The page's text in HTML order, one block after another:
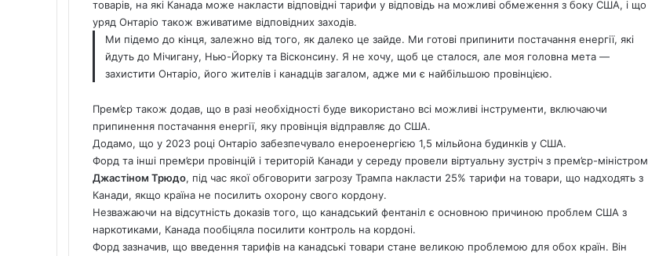
товарів, на які Канада може накласти відповідні тарифи у відповідь на можливі обмеження з боку США, і що
уряд Онтаріо також вживатиме відповідних заходів.
Ми підемо до кінця, залежно від того, як далеко це зайде. Ми готові припинити постачання енергії, які
йдуть до Мічигану, Нью-Йорку та Вісконсину. Я не хочу, щоб це сталося, але моя головна мета —
захистити Онтаріо, його жителів і канадців загалом, адже ми є найбільшою провінцією.
Прем’єр також додав, що в разі необхідності буде використано всі можливі інструменти, включаючи
припинення постачання енергії, яку провінція відправляє до США.
Додамо, що у 2023 році Онтаріо забезпечувало енероенергією 1,5 мільйона будинків у США.
Форд та інші прем’єри провінцій і територій Канади у середу провели віртуальну зустріч з прем’єр-міністром
Джастіном Трюдо, під час якої обговорити загрозу Трампа накласти 25% тарифи на товари, що надходять з
Канади, якщо країна не посилить охорону свого кордону.
Незважаючи на відсутність доказів того, що канадський фентаніл є основною причиною проблем США з
наркотиками, Канада пообіцяла посилити контроль на кордоні.
Форд зазначив, що введення тарифів на канадські товари стане великою проблемою для обох країн. Він